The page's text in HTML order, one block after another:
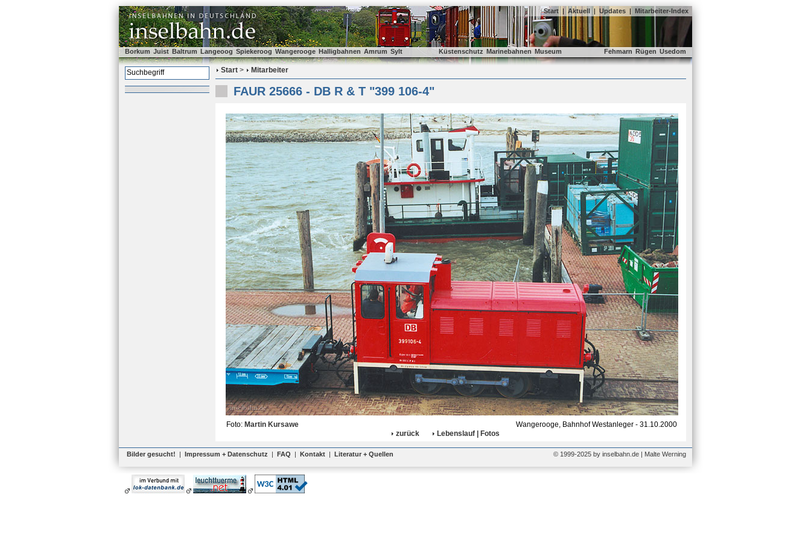
Start | Aktuell | Updates | Mitarbeiter-Index
Borkum Juist Baltrum Langeoog Spiekeroog Wangerooge Halligbahnen Amrum Sylt Küstenschutz Marinebahnen Museum Fehmarn Rügen Usedom
Start > Mitarbeiter
FAUR 25666 - DB R & T "399 106-4"
Foto: Martin Kursawe
Wangerooge, Bahnhof Westanleger - 31.10.2000
zurück
Lebenslauf | Fotos
Bilder gesucht! | Impressum + Datenschutz | FAQ | Kontakt | Literatur + Quellen © 1999-2025 by inselbahn.de | Malte Werning